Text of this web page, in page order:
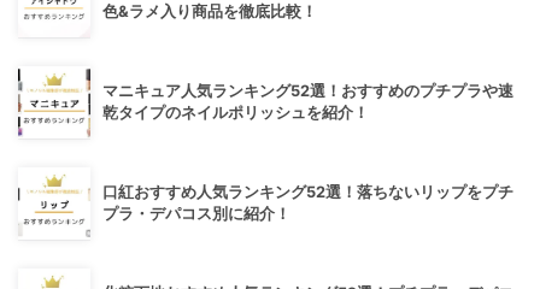
色&ラメ入り商品を徹底比較！
マニキュア人気ランキング52選！おすすめのプチプラや速
乾タイプのネイルポリッシュを紹介！
口紅おすすめ人気ランキング52選！落ちないリップをプチ
プラ・デパコス別に紹介！